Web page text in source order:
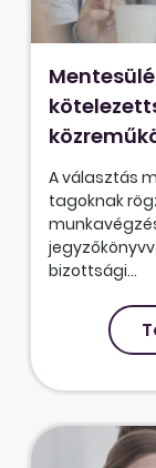
A választás
tagoknak
bizottsági...